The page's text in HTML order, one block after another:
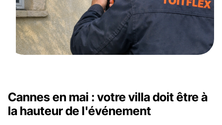
Cannes en mai : votre villa doit être à
la hauteur de l'événement